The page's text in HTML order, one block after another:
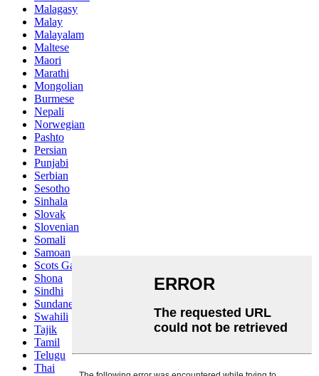
Malagasy
Malay
Malayalam
Maltese
Maori
Marathi
Mongolian
Burmese
Nepali
Norwegian
Pashto
Persian
Punjabi
Serbian
Sesotho
Sinhala
Slovak
Slovenian
Somali
Samoan
Scots Gaelic
Shona
Sindhi
Sundanese
Swahili
Tajik
Tamil
Telugu
Thai